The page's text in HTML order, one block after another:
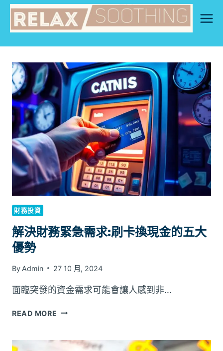
Skip
content
財務投資
解決財務緊急需求:刷卡換現金的五大
優勢
By Admin 27 10 月, 2024
面臨突發的資金需求可能會讓人感到非…
READ MORE 解